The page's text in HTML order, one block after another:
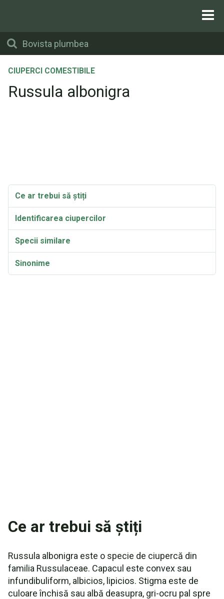
CIUPERCI COMESTIBILE
Russula albonigra
Ce ar trebui să știți
Identificarea ciupercilor
Specii similare
Sinonime
Ce ar trebui să știți
Russula albonigra este o specie de ciupercă din
familia Russulaceae. Capacul este convex sau
infundibuliform, albicios, lipicios. Stigma este de
culoare închisă sau albă deasupra, gri-ocru pal spre